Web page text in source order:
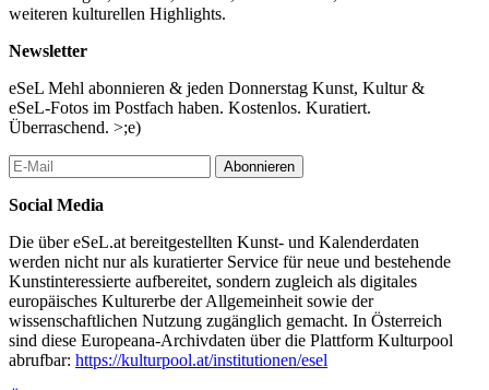
Wortstaetten. Das Kosmos Theater als „Patentheater“ hat den
Schreibprozess begleitet und bringt das Stück nun zur
Uraufführung.
Regie: Nehle Dick | Bühne & Kostüm: Michael Lindner |
Dramaturgie: Theresa Kraus | Regieassistenz: Melanie Klos |
Lichtgestaltung: Dulci Jan | Ton: Karl Börner
Mit: Claudia Kainberger, Aline-Sarah Kunisch, Johanna Orsini,
Luka Vlatković
weiteren kulturellen Highlights.
Newsletter
eSeL Mehl abonnieren & jeden Donnerstag Kunst, Kultur &
eSeL-Fotos im Postfach haben. Kostenlos. Kuratiert.
Überraschend. >;e)
Abonnieren
Social Media
Die über eSeL.at bereitgestellten Kunst- und Kalenderdaten
werden nicht nur als kuratierter Service für neue und bestehende
Kunstinteressierte aufbereitet, sondern zugleich als digitales
europäisches Kulturerbe der Allgemeinheit sowie der
wissenschaftlichen Nutzung zugänglich gemacht. In Österreich
sind diese Europeana-Archivdaten über die Plattform Kulturpool
abrufbar: https://kulturpool.at/institutionen/esel